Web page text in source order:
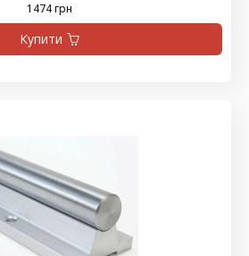
1474 грн
Купити